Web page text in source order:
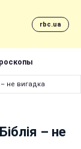
rbc.ua
не вигадка
– не